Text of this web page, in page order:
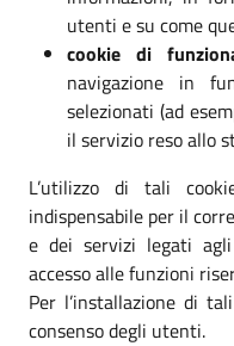
utenti e su come
cookie di
navigazione in
selezionati (ad
il servizio reso allo
L’utilizzo di tali
indispensabile per il
e dei servizi legati
accesso alle funzioni
Per l’installazione di
consenso degli utenti.